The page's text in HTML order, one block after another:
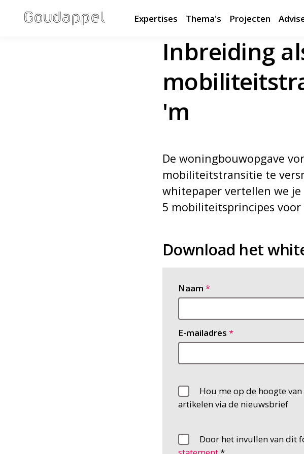
Expertises Thema's Projecten
Inbreiding
'm
De woningbouwopgave
mobiliteitstransitie te
whitepaper vertellen we
5 mobiliteitsprincipes
Download het
Naam
E-mailadres
Hou me op de hoogte
artikelen via de nieuwsbrief
Door het invullen van dit